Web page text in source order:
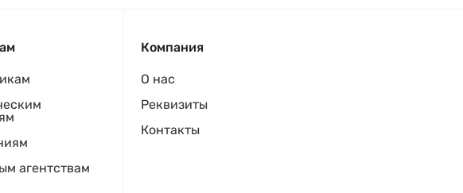
агентствам
Компания
О нас
Реквизиты
Контакты